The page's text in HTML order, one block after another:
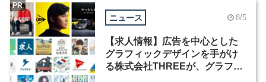
ニュース 8/5
【求人情報】広告を中心とした
グラフィックデザインを手がけ
る株式会社THREEが、グラフィ
PR